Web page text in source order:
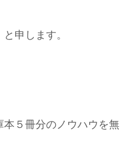
申します。
５冊分のノウハウを無